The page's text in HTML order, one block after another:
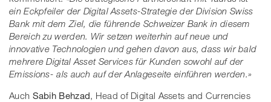
ein Eckpfeiler der Digital Assets-Strategie der Division Swiss
Bank mit dem Ziel, die führende Schweizer Bank in diesem
Bereich zu werden. Wir setzen weiterhin auf neue und
innovative Technologien und gehen davon aus, dass wir bald
mehrere Digital Asset Services für Kunden sowohl auf der
Emissions- als auch auf der Anlageseite einführen werden.»
Auch Sabih Behzad, Head of Digital Assets and Currencies